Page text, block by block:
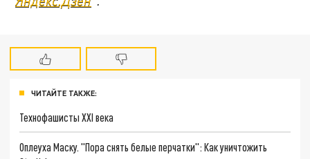
ЧИТАЙТЕ ТАКЖЕ:
Технофашисты XXI века
Оплеуха Маску. "Пора снять белые перчатки": Как уничтожить